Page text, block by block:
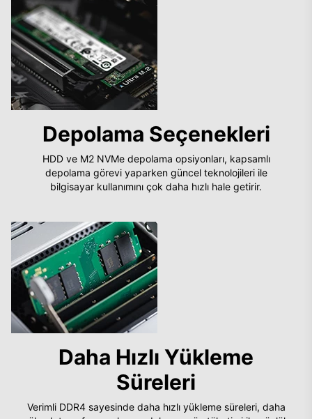
Depolama Seçenekleri
HDD ve M2 NVMe depolama opsiyonları, kapsamlı
depolama görevi yaparken güncel teknolojileri ile
bilgisayar kullanımını çok daha hızlı hale getirir.
Daha Hızlı Yükleme
Süreleri
Verimli DDR4 sayesinde daha hızlı yükleme süreleri, daha